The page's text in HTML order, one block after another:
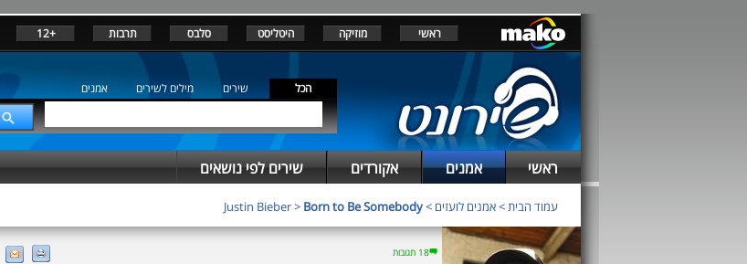
ראשי מוזיקה היטליסט סלבס תרבות +12
הכל שירים מילים לשירים אמנים
ראשי אמנים אקורדים שירים לפי נושאים
עמוד הבית>אמנים לועזים >
Justin Bieber> Born to Be Somebody
18 תגובות